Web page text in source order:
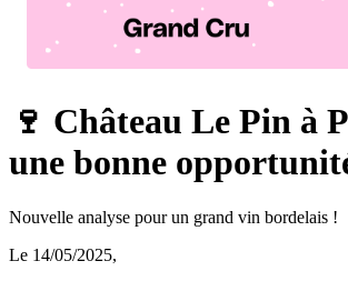
🍷 Château Le Pin à
une bonne
Nouvelle analyse pour un grand vin bordelais !
Le 14/05/2025,